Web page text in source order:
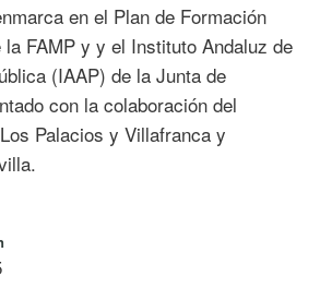
en el Plan de Formación
la FAMP y y el Instituto Andaluz de
(IAAP) de la Junta de
con la colaboración del
Palacios y Villafranca y